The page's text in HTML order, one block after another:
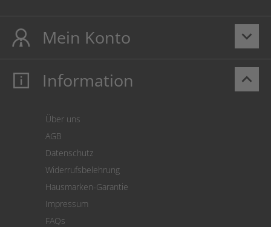
keyboard_arrow_down
Mein Konto
Mein Konto
Cookie Einstellungen
keyboard_arrow_up
Information
Über uns
AGB
Datenschutz
Widerrufsbelehrung
Hausmarken-Garantie
Impressum
FAQs